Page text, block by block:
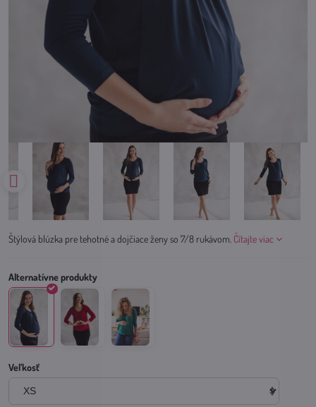
Štýlová blúzka pre tehotné a dojčiace ženy so 7/8 rukávom. Čítajte viac
Veľkosť